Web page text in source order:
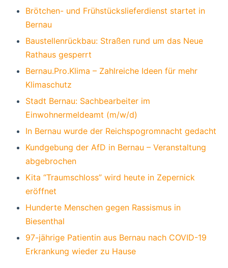
Brötchen- und Frühstückslieferdienst startet in
Bernau
Baustellenrückbau: Straßen rund um das Neue
Rathaus gesperrt
Bernau.Pro.Klima – Zahlreiche Ideen für mehr
Klimaschutz
Stadt Bernau: Sachbearbeiter im
Einwohnermeldeamt (m/w/d)
In Bernau wurde der Reichspogromnacht gedacht
Kundgebung der AfD in Bernau – Veranstaltung
abgebrochen
Kita “Traumschloss” wird heute in Zepernick
eröffnet
Hunderte Menschen gegen Rassismus in
Biesenthal
97-jährige Patientin aus Bernau nach COVID-19
Erkrankung wieder zu Hause